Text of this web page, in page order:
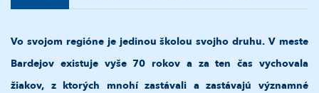
Vo svojom regióne je jedinou školou svojho druhu. V meste
Bardejov existuje vyše 70 rokov a za ten čas vychovala
žiakov, z ktorých mnohí zastávali a zastávajú významné